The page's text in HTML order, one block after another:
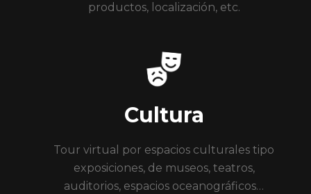
productos, localización, etc.
Cultura
Tour virtual por espacios culturales tipo
exposiciones, de museos, teatros,
auditorios, espacios oceanográficos…